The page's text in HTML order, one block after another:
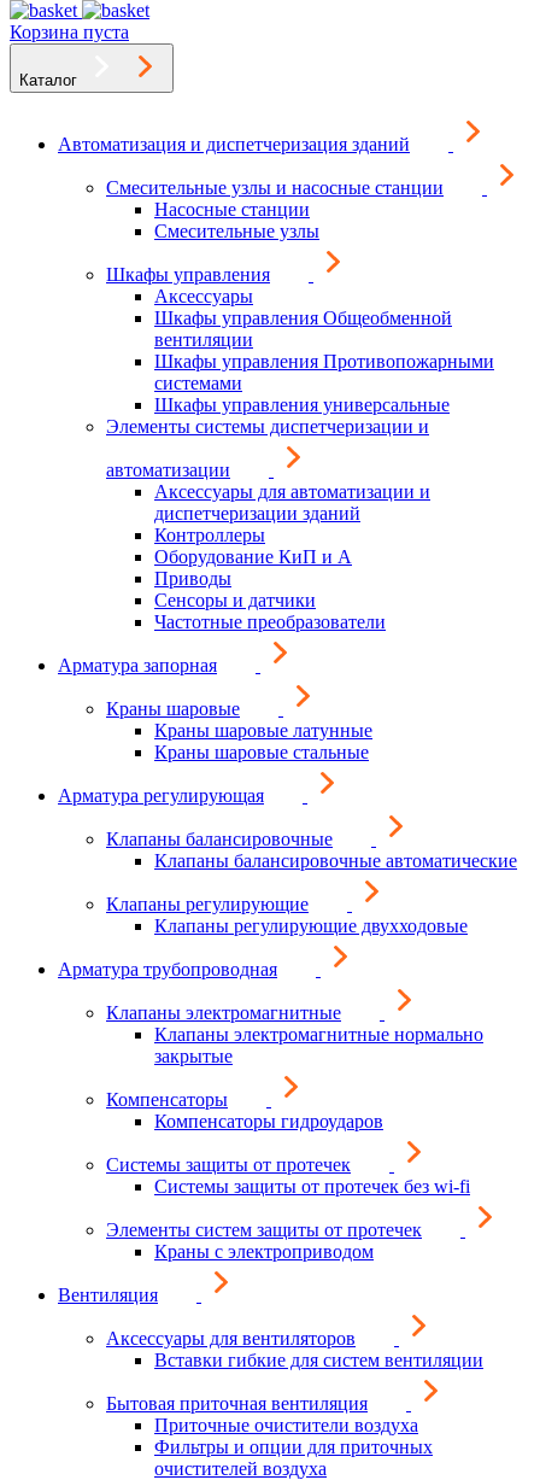
Корзина пуста
Каталог
Автоматизация и диспетчеризация зданий
Смесительные узлы и насосные станции
Насосные станции
Смесительные узлы
Шкафы управления
Аксессуары
Шкафы управления Общеобменной
вентиляции
Шкафы управления Противопожарными
системами
Шкафы управления универсальные
Элементы системы диспетчеризации и
автоматизации
Аксессуары для автоматизации и
диспетчеризации зданий
Контроллеры
Оборудование КиП и А
Приводы
Сенсоры и датчики
Частотные преобразователи
Арматура запорная
Краны шаровые
Краны шаровые латунные
Краны шаровые стальные
Арматура регулирующая
Клапаны балансировочные
Клапаны балансировочные автоматические
Клапаны регулирующие
Клапаны регулирующие двухходовые
Арматура трубопроводная
Клапаны электромагнитные
Клапаны электромагнитные нормально
закрытые
Компенсаторы
Компенсаторы гидроударов
Системы защиты от протечек
Системы защиты от протечек без wi-fi
Элементы систем защиты от протечек
Краны с электроприводом
Вентиляция
Аксессуары для вентиляторов
Вставки гибкие для систем вентиляции
Бытовая приточная вентиляция
Приточные очистители воздуха
Фильтры и опции для приточных
очистителей воздуха